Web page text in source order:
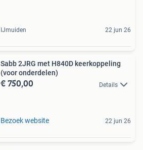
IJmuiden 22 jun 26
Sabb 2JRG met H840D keerkoppeling
(voor onderdelen)
€ 750,00 Details
Bezoek website 22 jun 26